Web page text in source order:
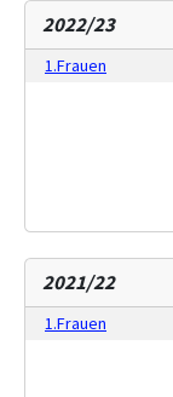
2022/23
1.Frauen
2021/22
1.Frauen